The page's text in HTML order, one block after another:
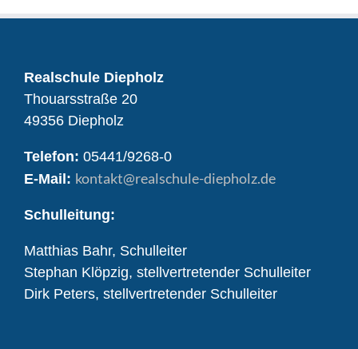
Realschule Diepholz
Thouarsstraße 20
49356 Diepholz
Telefon: 05441/9268-0
E-Mail: kontakt@realschule-diepholz.de
Schulleitung:
Matthias Bahr, Schulleiter
Stephan Klöpzig, stellvertretender Schulleiter
Dirk Peters, stellvertretender Schulleiter